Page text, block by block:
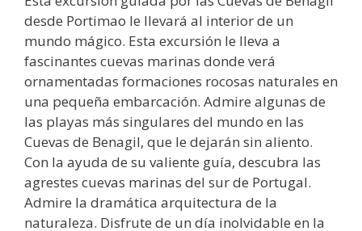
desde Portimao le llevará al interior de un
mundo mágico. Esta excursión le lleva a
fascinantes cuevas marinas donde verá
ornamentadas formaciones rocosas naturales en
una pequeña embarcación. Admire algunas de
las playas más singulares del mundo en las
Cuevas de Benagil, que le dejarán sin aliento.
Con la ayuda de su valiente guía, descubra las
agrestes cuevas marinas del sur de Portugal.
Admire la dramática arquitectura de la
naturaleza. Disfrute de un día inolvidable en la